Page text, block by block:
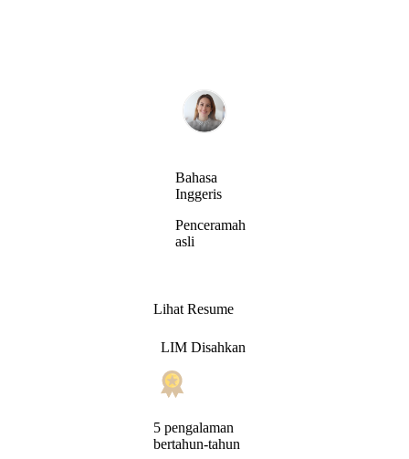
Bahasa
Inggeris
Penceramah
asli
Lihat Resume
LIM Disahkan
5 pengalaman
bertahun-tahun